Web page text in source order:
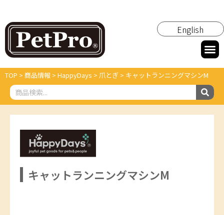
English
TOP > 商品情報 > HappyDays > 爪とぎ > キャットランニングマシンM
キャットランニングマシンM